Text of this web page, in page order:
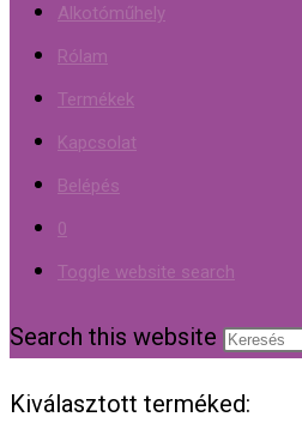
Alkotóműhely
Rólam
Termékek
Kapcsolat
Belépés
0
Toggle website search
Search this website
Kiválasztott terméked: